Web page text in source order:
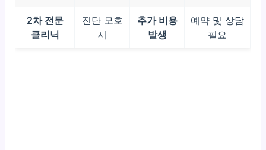
2차 전문
클리닉
진단 모호
시
추가 비용
발생
예약 및 상담
필요